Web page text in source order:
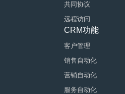
共同协议
远程访问
CRM功能
客户管理
销售自动化
营销自动化
服务自动化